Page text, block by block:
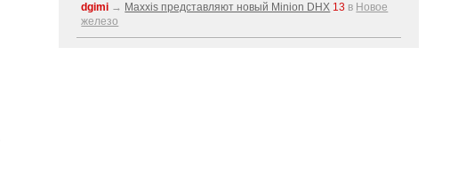
dgimi → Maxxis представляют новый Minion DHX 13 в Новое
железо